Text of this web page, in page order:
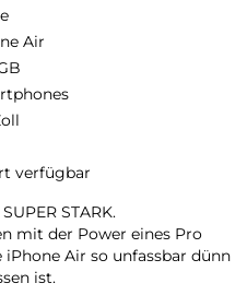
Air
verfügbar
STARK.
mit der Power eines Pro
Air so unfassbar dünn
ist.